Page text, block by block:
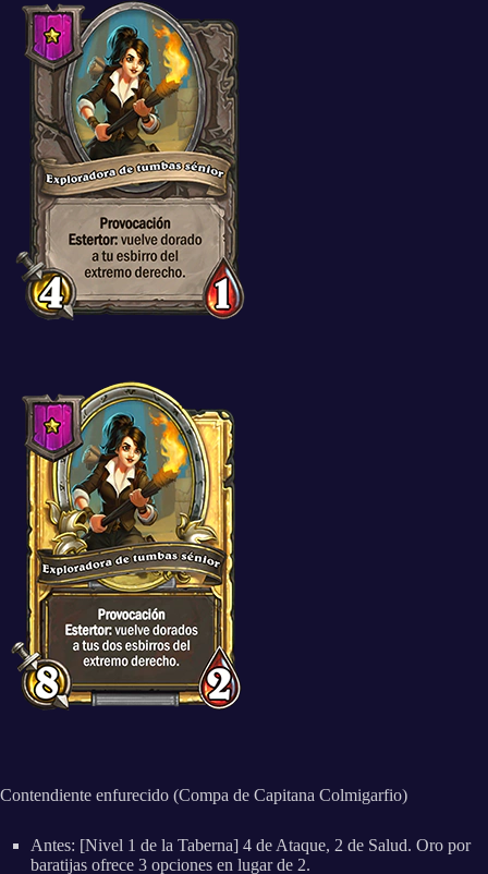
Contendiente enfurecido (Compa de Capitana Colmigarfio)
Antes: [Nivel 1 de la Taberna] 4 de Ataque, 2 de Salud. Oro por
baratijas ofrece 3 opciones en lugar de 2.